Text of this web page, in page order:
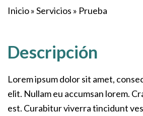
Inicio»Servicios » Prueba
Descripción
Lorem ipsum dolor sit amet,
elit. Nullam eu accumsan lorem.
est. Curabitur viverra tincidunt